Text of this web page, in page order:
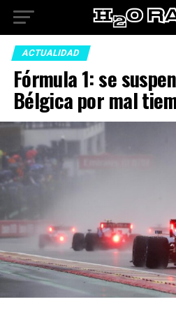
ACTUALIDAD
Fórmula 1: se
Bélgica por mal